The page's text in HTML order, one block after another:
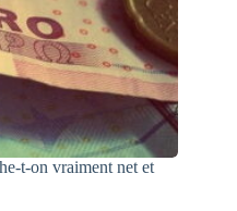
t-on vraiment net et